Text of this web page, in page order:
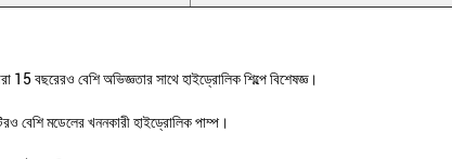
বছরেরও বেশি অভিজ্ঞতার সাথে হাইড্রোলিক শিল্পে বিশেষজ্ঞ।
বেশি মডেলের খননকারী হাইড্রোলিক পাম্প।